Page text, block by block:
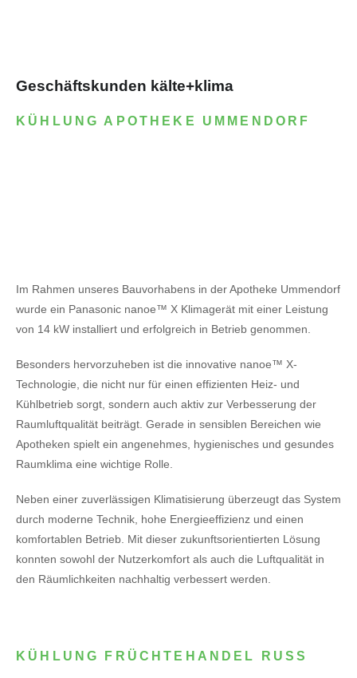
Geschäftskunden kälte+klima
KÜHLUNG APOTHEKE UMMENDORF
Im Rahmen unseres Bauvorhabens in der Apotheke Ummendorf
wurde ein Panasonic nanoe™ X Klimagerät mit einer Leistung
von 14 kW installiert und erfolgreich in Betrieb genommen.
Besonders hervorzuheben ist die innovative nanoe™ X-
Technologie, die nicht nur für einen effizienten Heiz- und
Kühlbetrieb sorgt, sondern auch aktiv zur Verbesserung der
Raumluftqualität beiträgt. Gerade in sensiblen Bereichen wie
Apotheken spielt ein angenehmes, hygienisches und gesundes
Raumklima eine wichtige Rolle.
Neben einer zuverlässigen Klimatisierung überzeugt das System
durch moderne Technik, hohe Energieeffizienz und einen
komfortablen Betrieb. Mit dieser zukunftsorientierten Lösung
konnten sowohl der Nutzerkomfort als auch die Luftqualität in
den Räumlichkeiten nachhaltig verbessert werden.
KÜHLUNG FRÜCHTEHANDEL RUSS